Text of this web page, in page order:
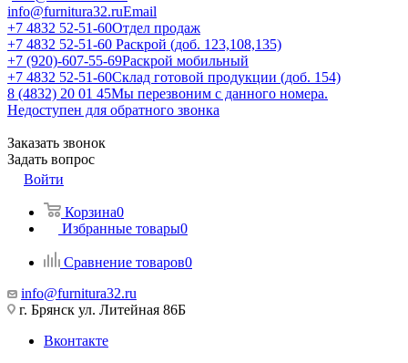
info@furnitura32.ruEmail
+7 4832 52-51-60Отдел продаж
+7 4832 52-51-60 Раскрой (доб. 123,108,135)
+7 (920)-607-55-69Раскрой мобильный
+7 4832 52-51-60Склад готовой продукции (доб. 154)
8 (4832) 20 01 45Мы перезвоним с данного номера.
Недоступен для обратного звонка
Заказать звонок
Задать вопрос
Войти
Корзина0
Избранные товары0
Сравнение товаров0
info@furnitura32.ru
г. Брянск ул. Литейная 86Б
Вконтакте